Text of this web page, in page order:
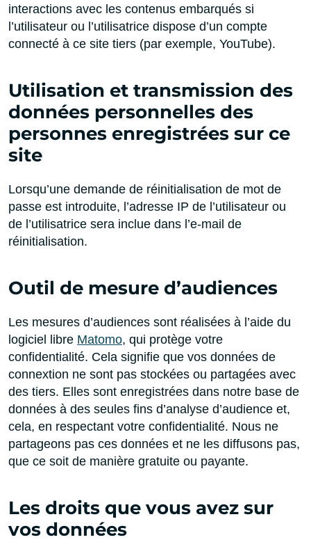
interactions avec les contenus embarqués si
l’utilisateur ou l’utilisatrice dispose d’un compte
connecté à ce site tiers (par exemple, YouTube).
Utilisation et transmission des
données personnelles des
personnes enregistrées sur ce
site
Lorsqu’une demande de réinitialisation de mot de
passe est introduite, l’adresse IP de l’utilisateur ou
de l’utilisatrice sera inclue dans l’e-mail de
réinitialisation.
Outil de mesure d’audiences
Les mesures d’audiences sont réalisées à l’aide du
logiciel libre Matomo, qui protège votre
confidentialité. Cela signifie que vos données de
connextion ne sont pas stockées ou partagées avec
des tiers. Elles sont enregistrées dans notre base de
données à des seules fins d’analyse d’audience et,
cela, en respectant votre confidentialité. Nous ne
partageons pas ces données et ne les diffusons pas,
que ce soit de manière gratuite ou payante.
Les droits que vous avez sur
vos données